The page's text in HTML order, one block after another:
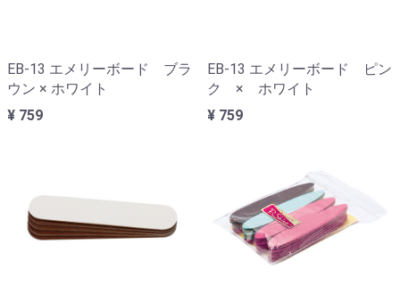
EB-13 エメリーボード ブラ
ウン × ホワイト
¥ 759
EB-13 エメリーボード ピン
ク × ホワイト
¥ 759